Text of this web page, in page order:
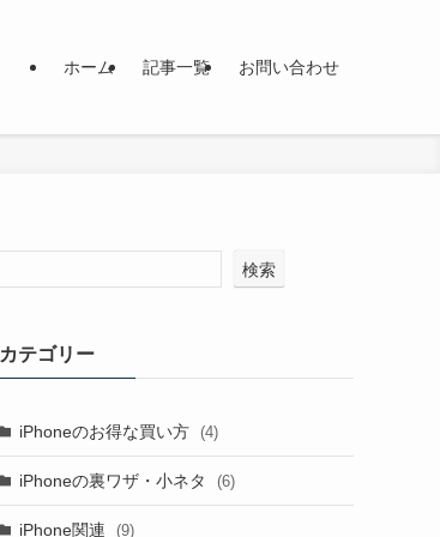
ホーム 記事一覧 お問い合わせ
検索
カテゴリー
iPhoneのお得な買い方 (4)
iPhoneの裏ワザ・小ネタ (6)
iPhone関連 (9)